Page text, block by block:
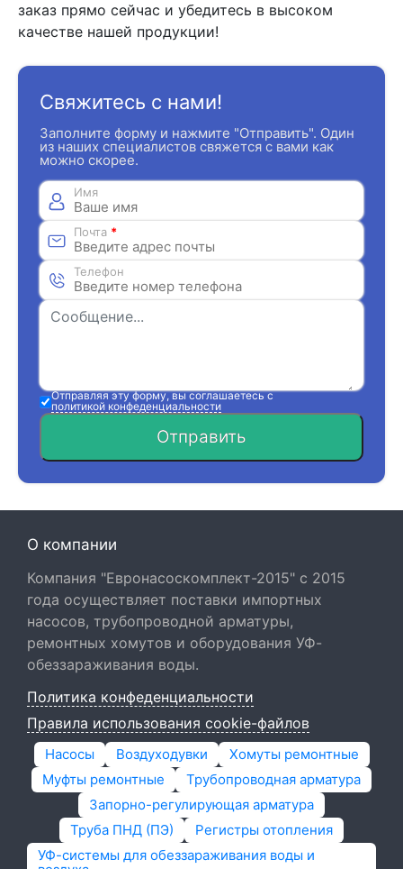
заказ прямо сейчас и убедитесь в высоком
качестве нашей продукции!
Свяжитесь с нами!
Заполните форму и нажмите "Отправить". Один
из наших специалистов свяжется с вами как
можно скорее.
Имя
Почта *
Телефон
Отправляя эту форму, вы соглашаетесь с
политикой конфеденциальности
Отправить
О компании
Компания "Евронасоскомплект-2015" с 2015
года осуществляет поставки импортных
насосов, трубопроводной арматуры,
ремонтных хомутов и оборудования УФ-
обеззараживания воды.
Политика конфеденциальности
Правила использования cookie-файлов
Насосы Воздуходувки
Хомуты ремонтные
Муфты ремонтные
Трубопроводная арматура
Запорно-регулирующая арматура
Труба ПНД (ПЭ)
Регистры отопления
УФ-системы для обеззараживания воды и